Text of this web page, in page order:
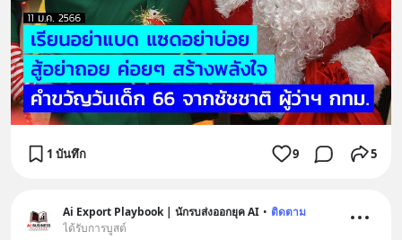
1 บันทึก 9 5
Ai Export Playbook | นักรบส่งออกยุค AI • ติดตาม
ได้รับการบูสต์